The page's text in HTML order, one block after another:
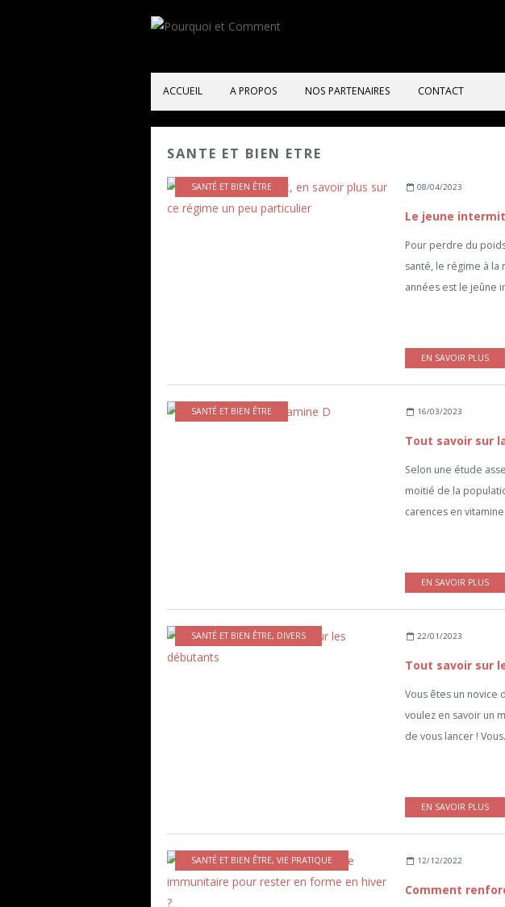
ACCUEIL A PROPOS NOS PARTENAIRES CONTACT
SANTE ET BIEN ETRE
SANTÉ ET BIEN ÊTRE 08/04/2023
Pour perdre du
santé, le régime à
années est le jeûne
EN SAVOIR PLUS
SANTÉ ET BIEN ÊTRE 16/03/2023
Tout savoir sur
Selon une étude
moitié de la
carences en
EN SAVOIR PLUS
SANTÉ ET BIEN ÊTRE, DIVERS 22/01/2023
Vous êtes un novice
voulez en savoir un
de vous lancer !
EN SAVOIR PLUS
SANTÉ ET BIEN ÊTRE, VIE PRATIQUE 12/12/2022